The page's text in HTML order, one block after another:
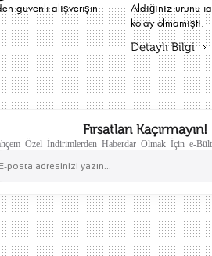
güvenli alışverişin
Aldığınız ürünü
kolay olmamıştı.
Detaylı Bilgi
Fırsatları Kaçırmayın!
Özel İndirimlerden Haberdar Olmak İçin e-